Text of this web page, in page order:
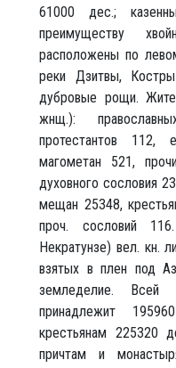
61000 дес.;
преимуществу
расположены по
реки Дзитвы,
дубровые рощи.
жнщ.):
протестантов 112,
магометан 521,
духовного сословия
мещан 25348,
проч. сословий
Некратунзе) вел. кн.
взятых в плен под
земледелие. Всей
принадлежит
крестьянам 225320
причтам и